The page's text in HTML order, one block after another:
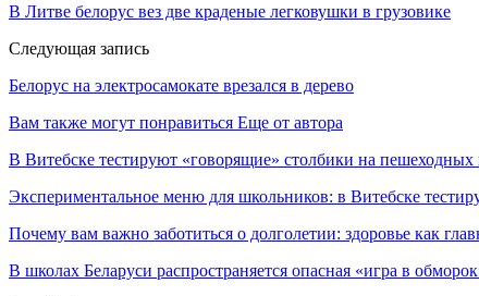
В Литве белорус вез две краденые легковушки в грузовике
Следующая запись
Белорус на электросамокате врезался в дерево
Вам также могут понравиться Еще от автора
В Витебске тестируют «говорящие» столбики на пешеходных
Экспериментальное меню для школьников: в Витебске
Почему вам важно заботиться о долголетии: здоровье как
В школах Беларуси распространяется опасная «игра в